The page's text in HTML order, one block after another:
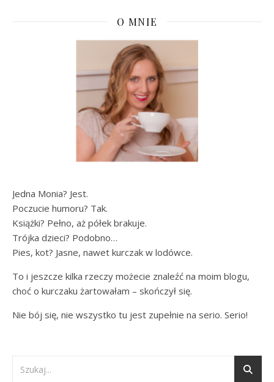
O MNIE
Jedna Monia? Jest.
Poczucie humoru? Tak.
Książki? Pełno, aż półek brakuje.
Trójka dzieci? Podobno…
Pies, kot? Jasne, nawet kurczak w lodówce.
To i jeszcze kilka rzeczy możecie znaleźć na moim blogu,
choć o kurczaku żartowałam – skończył się.
Nie bój się, nie wszystko tu jest zupełnie na serio. Serio!